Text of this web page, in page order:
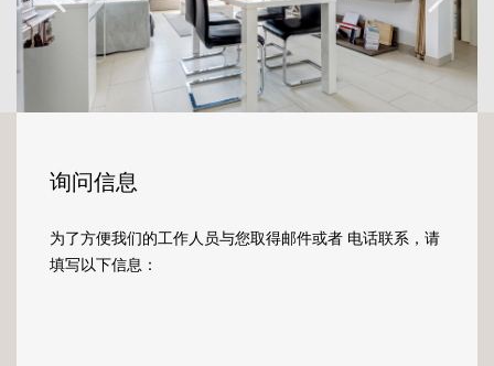
Situé au 5ème étage de la résidence Belval
Plaza II, laissez-vous surprendre par les belles
finitions de cet appartement avec vue sur les
hauts fourneaux du site de Belval.
vous accueillera chaleureusement dans son
hall d'entrée desservant les différentes pièces
qui le composent.
Vous aurez le plaisir de pénétrer dans
询问信息
为了方便我们的工作人员与您取得邮件或者 电话联系，请
填写以下信息：